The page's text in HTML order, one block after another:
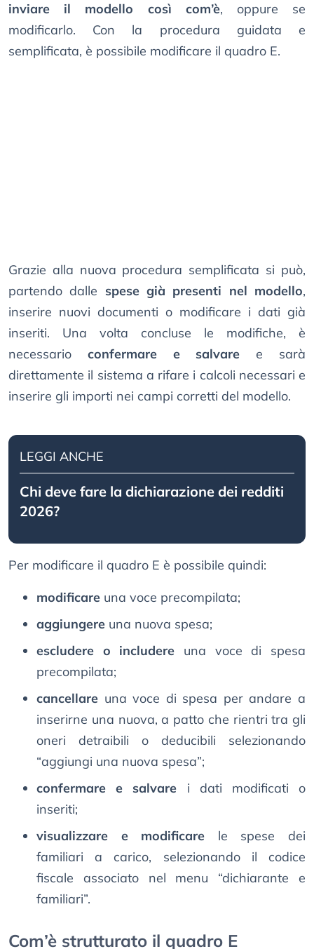
inviare il modello così com’è, oppure se
modificarlo. Con la procedura guidata e
semplificata, è possibile modificare il quadro E.
Grazie alla nuova procedura semplificata si può,
partendo dalle spese già presenti nel modello,
inserire nuovi documenti o modificare i dati già
inseriti. Una volta concluse le modifiche, è
necessario confermare e salvare e sarà
direttamente il sistema a rifare i calcoli necessari e
inserire gli importi nei campi corretti del modello.
LEGGI ANCHE
Chi deve fare la dichiarazione dei redditi
2026?
Per modificare il quadro E è possibile quindi:
modificare una voce precompilata;
aggiungere una nuova spesa;
escludere o includere una voce di spesa
precompilata;
cancellare una voce di spesa per andare a
inserirne una nuova, a patto che rientri tra gli
oneri detraibili o deducibili selezionando
“aggiungi una nuova spesa”;
confermare e salvare i dati modificati o
inseriti;
visualizzare e modificare le spese dei
familiari a carico, selezionando il codice
fiscale associato nel menu “dichiarante e
familiari”.
Com’è strutturato il quadro E